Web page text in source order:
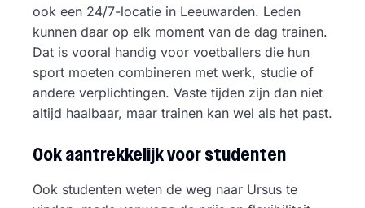
ook een 24/7-locatie in Leeuwarden. Leden
kunnen daar op elk moment van de dag trainen.
Dat is vooral handig voor voetballers die hun
sport moeten combineren met werk, studie of
andere verplichtingen. Vaste tijden zijn dan niet
altijd haalbaar, maar trainen kan wel als het past.
Ook aantrekkelijk voor studenten
Ook studenten weten de weg naar Ursus te